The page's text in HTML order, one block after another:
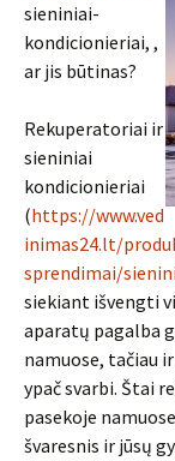
sieniniai-
kondicionieriai, ,
ar jis būtinas?
Rekuperatoriai ir
sieniniai
kondicionieriai
(https://www.ved
inimas24.lt/
sprendimai/
siekiant išvengti
aparatų pagalba
namuose, tačiau
ypač svarbi. Štai
pasekoje
švaresnis ir jūsų